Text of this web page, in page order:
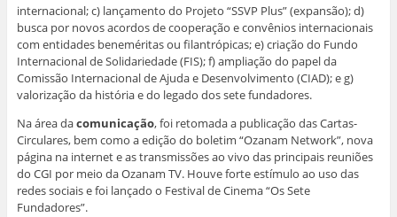
o
v
a
j
a
n
e
l
a
v
a
j
a
e
l
a
)
v
a
j
a
e
l
a
)
v
a
j
a
n
e
l
a
)
a
j
a
n
e
l
a
)
internacional; c) lançamento do Projeto “SSVP Plus” (expansão); d)
busca por novos acordos de cooperação e convênios internacionais
com entidades beneméritas ou filantrópicas; e) criação do Fundo
Internacional de Solidariedade (FIS); f) ampliação do papel da
Comissão Internacional de Ajuda e Desenvolvimento (CIAD); e g)
valorização da história e do legado dos sete fundadores.
Na área dacomunicação, foi retomada a publicação das Cartas-
Circulares, bem como a edição do boletim “Ozanam Network”, nova
página na internet e as transmissões ao vivo das principais reuniões
do CGI por meio da Ozanam TV. Houve forte estímulo ao uso das
redes sociais e foi lançado o Festival de Cinema “Os Sete
Fundadores”.